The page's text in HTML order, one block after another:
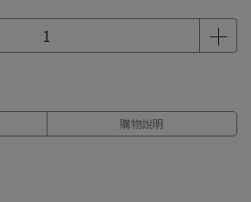
購物說明